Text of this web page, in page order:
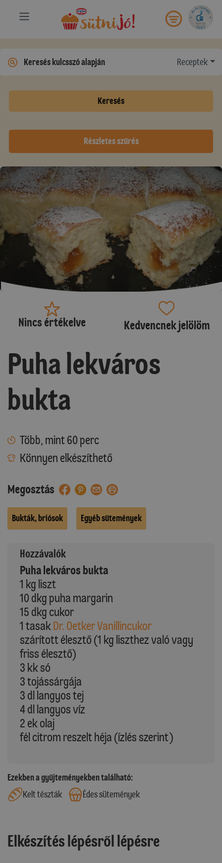
Receptek
Keresés
Részletes szűrés
Nincs értékelve Kedvencnek jelölöm
Puha lekváros
bukta
Több, mint 60 perc
Könnyen elkészíthető
Megosztás
Bukták, briósok Egyéb sütemények
Hozzávalók
Puha lekváros bukta
1 kg liszt
10 dkg puha margarin
15 dkg cukor
1 tasak Dr. Oetker Vanillincukor
szárított élesztő (1 kg liszthez való vagy
friss élesztő)
3 kk só
3 tojássárgája
3 dl langyos tej
4 dl langyos víz
2 ek olaj
fél citrom reszelt héja (ízlés szerint)
Ezekben a gyűjteményekben található:
Kelt tészták
Édes sütemények
Elkészítés lépésről lépésre